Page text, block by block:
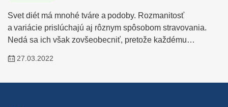
Svet diét má mnohé tváre a podoby. Rozmanitosť
a variácie prislúchajú aj rôznym spôsobom stravovania.
Nedá sa ich však zovšeobecniť, pretože každému…
27.03.2022